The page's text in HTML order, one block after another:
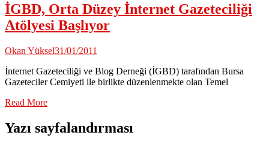
İGBD, Orta Düzey İnternet Gazeteciliği
Atölyesi Başlıyor
Okan Yüksel31/01/2011
İnternet Gazeteciliği ve Blog Derneği (İGBD) tarafından Bursa
Gazeteciler Cemiyeti ile birlikte düzenlenmekte olan Temel
Read More
Yazı sayfalandırması